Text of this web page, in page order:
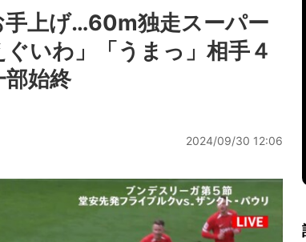
手上げ…60m独走スーパー
いわ」「うまっ」相手４
始終
2024/09/30 12:06